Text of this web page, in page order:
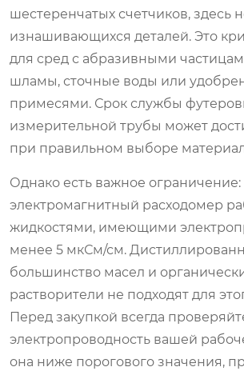
шестеренчатых счетчиков, здесь
изнашивающихся деталей. Это
для сред с абразивными
шламы, сточные воды или
примесями. Срок службы
измерительной трубы может
при правильном выборе
Однако есть важное ограничение:
электромагнитный расходомер
жидкостями, имеющими
менее 5 мкСм/см.
большинство масел и
растворители не подходят для
Перед закупкой всегда
электропроводность вашей
она ниже порогового значения,